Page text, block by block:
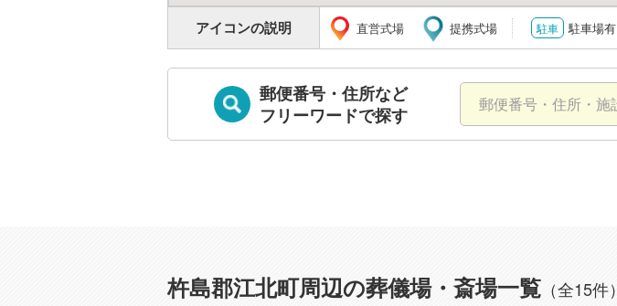
アイコンの説明 直営式場 提携式場 駐車 駐車場有
郵便番号・住所など
フリーワードで探す
杵島郡江北町周辺の葬儀場・斎場一覧 （全15件）